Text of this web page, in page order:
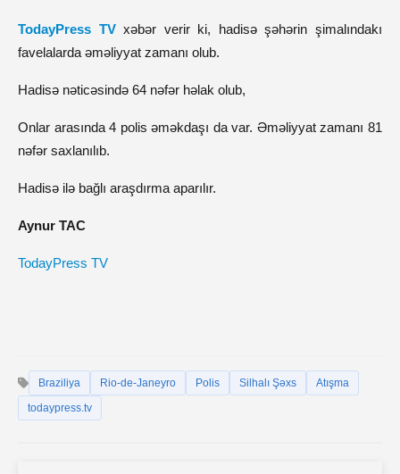
TodayPress TVxəbər verir ki, hadisə şəhərin şimalındakı
favelalarda əməliyyat zamanı olub.
Hadisə nəticəsində 64 nəfər həlak olub,
Onlar arasında4 polis əməkdaşı da var. Əməliyyat zamanı81
nəfər saxlanılıb.
Hadisə ilə bağlı araşdırma aparılır.
Aynur TAC
TodayPress TV
Braziliya Rio-de-Janeyro Polis Silhalı Şəxs
Atışma
todaypress.tv